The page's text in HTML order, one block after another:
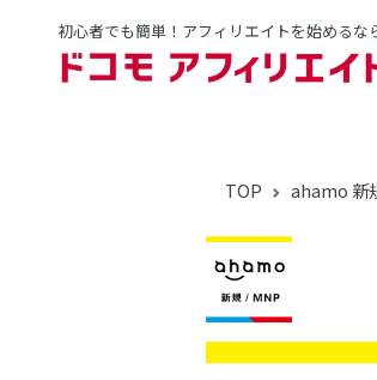
初心者でも簡単！アフィリエイトを始めるな
TOP
ahamo 新